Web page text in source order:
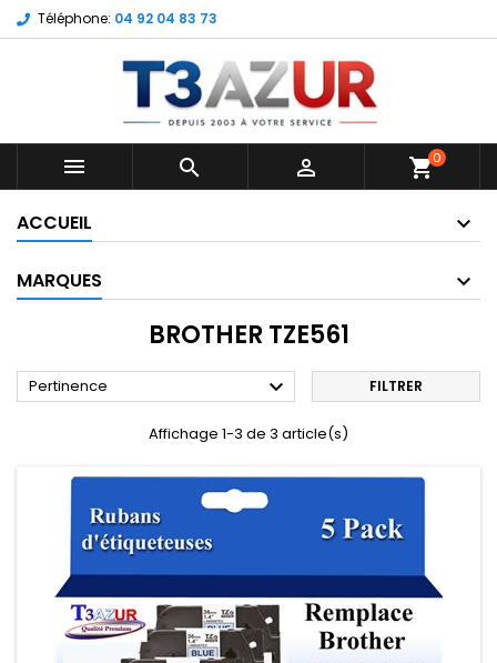
Téléphone: 04 92 04 83 73
   shopping_cart0
ACCUEIL
MARQUES
BROTHER TZE561
Pertinence  FILTRER
Affichage 1-3 de 3 article(s)